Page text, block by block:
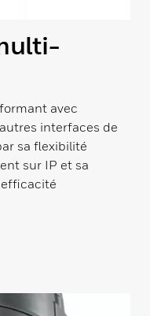
avec
interfaces de
sa flexibilité
sur IP et sa